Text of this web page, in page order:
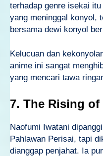
terhadap genre isekai
yang meninggal konyol,
bersama dewi konyol
Kelucuan dan
anime ini sangat
yang mencari tawa
7. The Rising
Naofumi Iwatani
Pahlawan Perisai, tapi
dianggap penjahat. Ia